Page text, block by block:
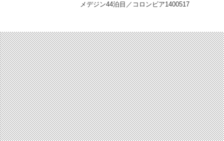
メデジン44泊目／コロンビア1400517